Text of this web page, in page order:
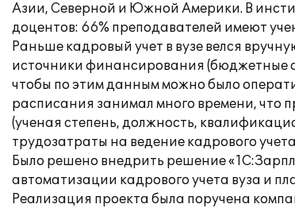
Азии, Северной и Южной Америки. В
доцентов: 66% преподавателей имеют
Раньше кадровый учет в вузе велся
источники финансирования (бюджетные
чтобы по этим данным можно было
расписания занимал много времени, что
(ученая степень, должность,
трудозатраты на ведение кадрового
Было решено внедрить решение
автоматизации кадрового учета вуза и
Реализация проекта была поручена